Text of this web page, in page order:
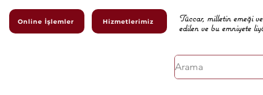
Online İşlemler Hizmetlerimiz
Tüccar, milletin emeği
edilen ve bu emniyete